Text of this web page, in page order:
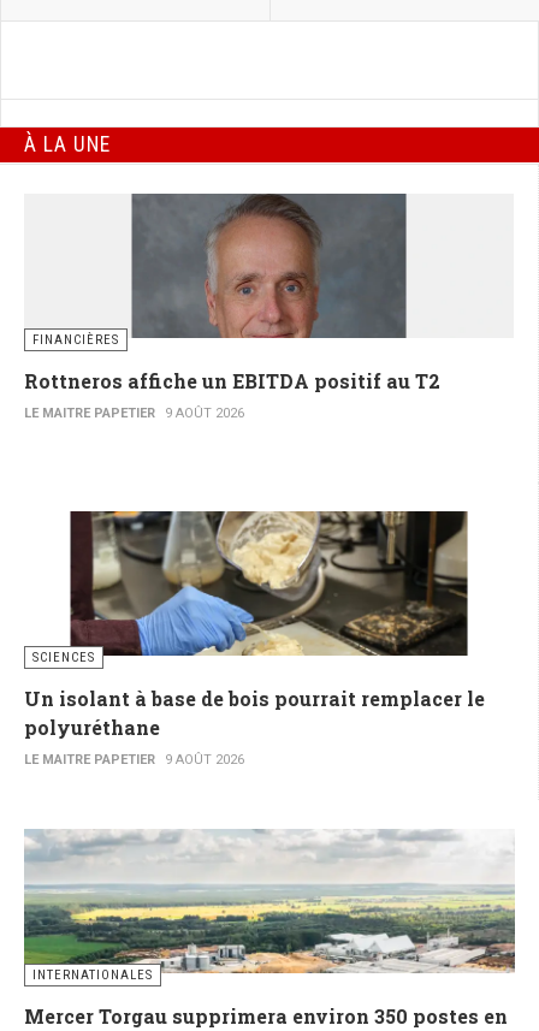
À LA UNE
FINANCIÈRES
Rottneros affiche un EBITDA positif au T2
LE MAITRE PAPETIER 9 AOÛT 2026
SCIENCES
Un isolant à base de bois pourrait remplacer le
polyuréthane
LE MAITRE PAPETIER 9 AOÛT 2026
INTERNATIONALES
Mercer Torgau supprimera environ 350 postes en